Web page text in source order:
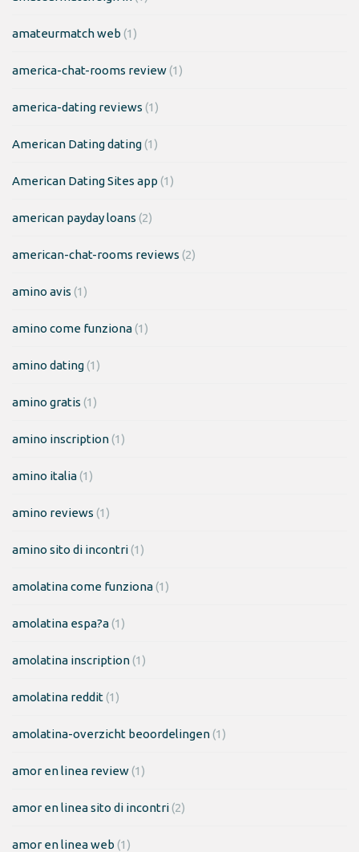
amateurmatch web (1)
america-chat-rooms review(1)
america-dating reviews (1)
American Dating dating(1)
American Dating Sites app (1)
american payday loans (2)
american-chat-rooms reviews (2)
amino avis (1)
amino come funziona(1)
amino dating(1)
amino gratis (1)
amino inscription(1)
amino italia(1)
amino reviews (1)
amino sito di incontri(1)
amolatina come funziona(1)
amolatina espa?a(1)
amolatina inscription(1)
amolatina reddit(1)
amolatina-overzicht beoordelingen(1)
amor en linea review(1)
amor en linea sito di incontri(2)
amor en linea web (1)